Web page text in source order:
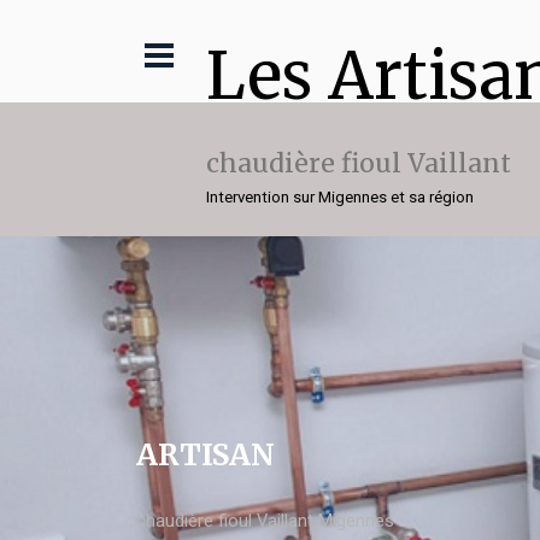
Les
chaudière fioul Vaillant
Intervention sur Migennes et sa région
ARTISAN
chaudière fioul Vaillant Migennes